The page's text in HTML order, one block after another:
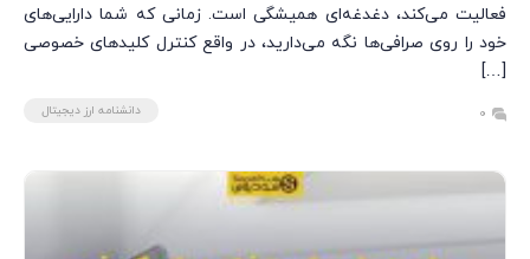
فعالیت می‌کند، دغدغه‌ای همیشگی است. زمانی که شما دارایی‌های
خود را روی صرافی‌ها نگه می‌دارید، در واقع کنترل کلیدهای خصوصی
[…]
0 دانشنامه ارز دیجیتال